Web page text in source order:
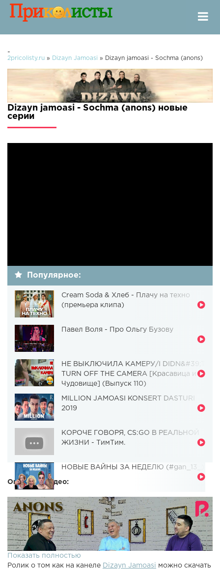
-
2pricolisty.ru » Dizayn Jamoasi » Dizayn jamoasi - Sochma (anons)
Dizayn jamoasi - Sochma (anons) новые
серии
Популярное:
Cream Soda & Хлеб - Плачу на техно
(премьера клипа)
Павел Воля - Про Ольгу Бузову
НЕ ВЫКЛЮЧИЛА КАМЕРУ/I DIDN&#39;T
TURN OFF THE CAMERA [Красавица и
Чудовище] (Выпуск 110)
MILLION JAMOASI KONSERT DASTURI
2019
КОРОЧЕ ГОВОРЯ, CS:GO В РЕАЛЬНОЙ
ЖИЗНИ - ТимТим.
НОВЫЕ ВАЙНЫ ЗА НЕДЕЛЮ (#gan_13_)
Описание видео:
Показать полностью
Ролик о том как на канеле
Dizayn Jamoasi можно скачать